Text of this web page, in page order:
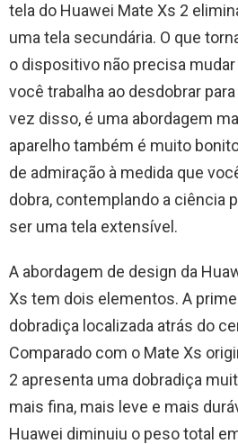
tela do Huawei Mate Xs 2
uma tela secundária. O que
o dispositivo não precisa
você trabalha ao desdobrar
vez disso, é uma abordagem
aparelho também é muito
de admiração à medida que
dobra, contemplando a ciência
ser uma tela extensível.
A abordagem de design da
Xs tem dois elementos. A
dobradiça localizada atrás do
Comparado com o Mate Xs
2 apresenta uma dobradiça
mais fina, mais leve e mais
Huawei diminuiu o peso total